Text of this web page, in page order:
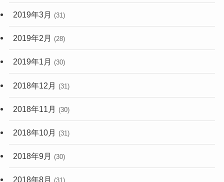
2019年3月 (31)
2019年2月 (28)
2019年1月 (30)
2018年12月 (31)
2018年11月 (30)
2018年10月 (31)
2018年9月 (30)
2018年8月 (31)